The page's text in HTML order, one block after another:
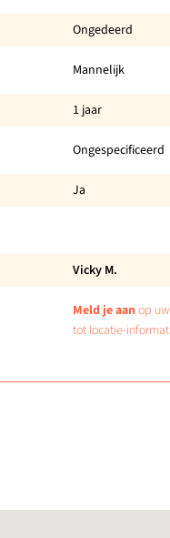
Ongedeerd
Mannelijk
1 jaar
Ongespecificeerd
Ja
Vicky M.
Meld je aanop
tot locatie-